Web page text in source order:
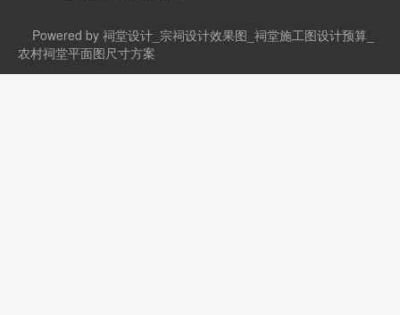
Powered by 祠堂设计_宗祠设计效果图_祠堂施工图设计预算_
农村祠堂平面图尺寸方案